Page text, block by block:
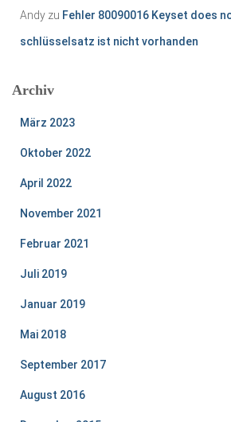
Andy zu Fehler 80090016 Keyset does
schlüsselsatz ist nicht vorhanden
Archiv
März 2023
Oktober 2022
April 2022
November 2021
Februar 2021
Juli 2019
Januar 2019
Mai 2018
September 2017
August 2016